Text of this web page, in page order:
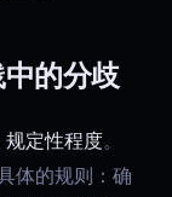
的分歧
规定性程度。
体的规则：确